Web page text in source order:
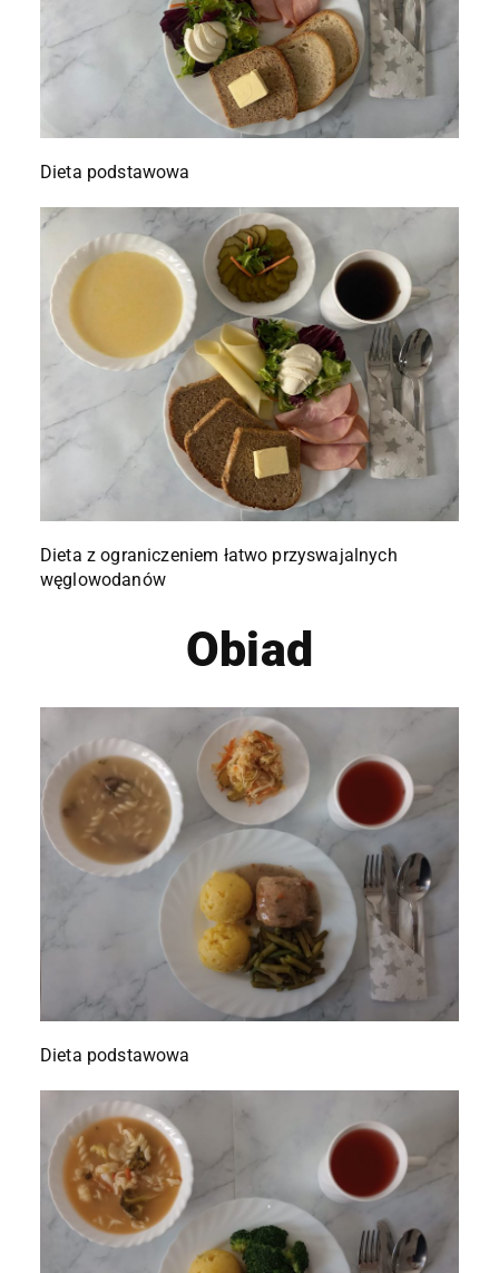
Dieta podstawowa
Dieta z ograniczeniem łatwo przyswajalnych
węglowodanów
Obiad
Dieta podstawowa